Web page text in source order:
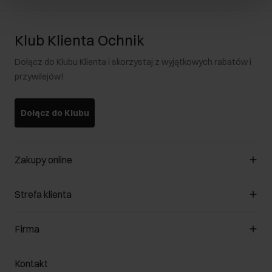
Klub Klienta Ochnik
Dołącz do Klubu Klienta i skorzystaj z wyjątkowych rabatów i
przywilejów!
Dołącz do Klubu
Zakupy online
Zarządzaj cookies
Formy płatności
Jak dokonać zwrotu?
Strefa klienta
Klub Klienta
Zwróć produkty
Firma
O nas
Kontakt